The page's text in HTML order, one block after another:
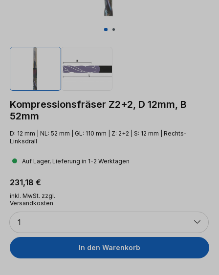
Kompressionsfräser Z2+2, D 12mm, B
52mm
D: 12 mm | NL: 52 mm | GL: 110 mm | Z: 2+2 | S: 12 mm | Rechts-
Linksdrall
Auf Lager, Lieferung in 1-2 Werktagen
Regulärer Preis:
231,18 €
inkl. MwSt. zzgl.
Versandkosten
Anzahl
1
In den Warenkorb